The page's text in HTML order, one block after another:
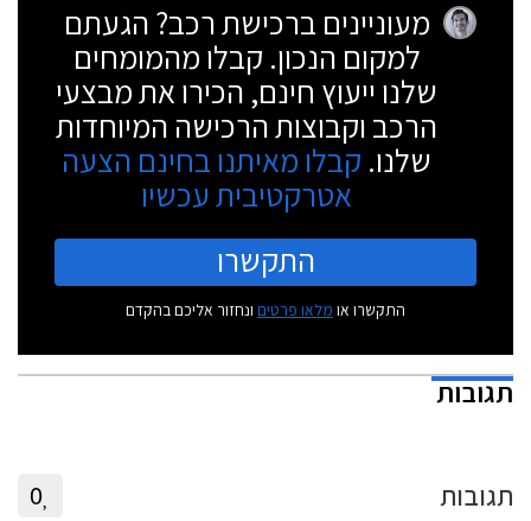
מעוניינים ברכישת רכב? הגעתם
למקום הנכון. קבלו מהמומחים
שלנו ייעוץ חינם, הכירו את מבצעי
הרכב וקבוצות הרכישה המיוחדות
שלנו. קבלו מאיתנו בחינם הצעה
אטרקטיבית עכשיו
התקשרו
התקשרו או מלאו פרטים ונחזור אליכם בהקדם
תגובות
תגובות 0